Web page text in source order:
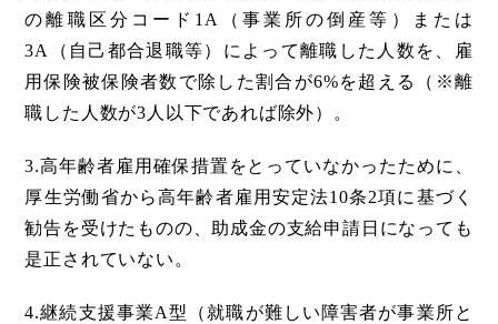
の離職区分コード1A（事業所の倒産等）または
3A（自己都合退職等）によって離職した人数を、雇
用保険被保険者数で除した割合が6%を超える（※離
職した人数が3人以下であれば除外）。
3.高年齢者雇用確保措置をとっていなかったために、
厚生労働省から高年齢者雇用安定法10条2項に基づく
勧告を受けたものの、助成金の支給申請日になっても
是正されていない。
4.継続支援事業A型（就職が難しい障害者が事業所と